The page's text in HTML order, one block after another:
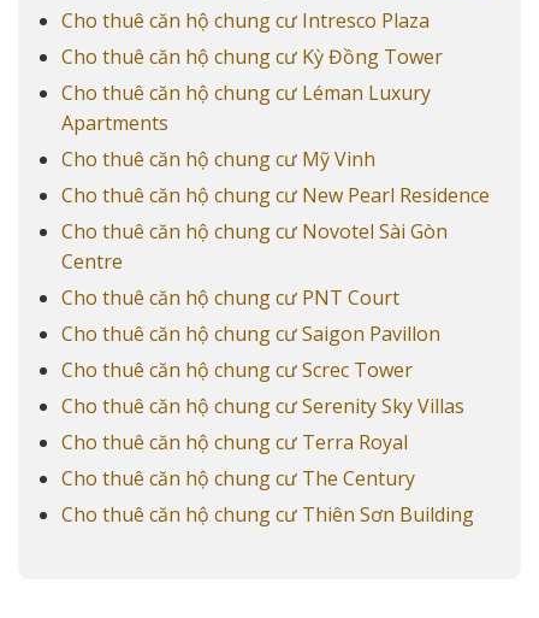
Cho thuê căn hộ chung cư Intresco Plaza
Cho thuê căn hộ chung cư Kỳ Đồng Tower
Cho thuê căn hộ chung cư Léman Luxury
Apartments
Cho thuê căn hộ chung cư Mỹ Vinh
Cho thuê căn hộ chung cư New Pearl Residence
Cho thuê căn hộ chung cư Novotel Sài Gòn
Centre
Cho thuê căn hộ chung cư PNT Court
Cho thuê căn hộ chung cư Saigon Pavillon
Cho thuê căn hộ chung cư Screc Tower
Cho thuê căn hộ chung cư Serenity Sky Villas
Cho thuê căn hộ chung cư Terra Royal
Cho thuê căn hộ chung cư The Century
Cho thuê căn hộ chung cư Thiên Sơn Building